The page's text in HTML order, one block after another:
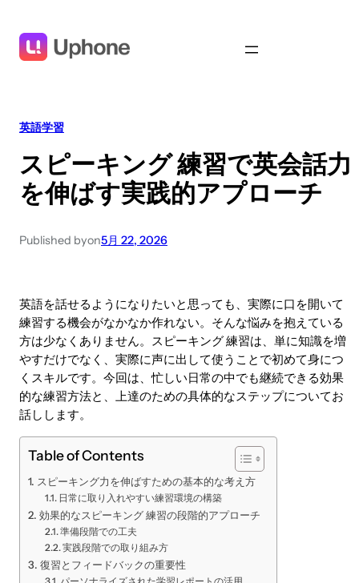
英語学習
スピーキング 練習で英会話力
を伸ばす実践的アプローチ
Published byon5月 22, 2026
英語を話せるようになりたいと思っても、実際に口を開いて
練習する機会がなかなか作れない。そんな悩みを抱えている
方は少なくありません。スピーキング 練習は、単に知識を増
やすだけでなく、実際に声に出して使うことで初めて身につ
くスキルです。今回は、忙しい日常の中でも継続できる効果
的な練習方法と、上達のための具体的なステップについてお
話しします。
Table of Contents
スピーキング力を伸ばすための基本的な考え方
日常に取り入れやすい練習環境の構築
効果的なスピーキング 練習の段階的アプローチ
準備段階での工夫
実践段階での取り組み方
復習とフィードバックの重要性